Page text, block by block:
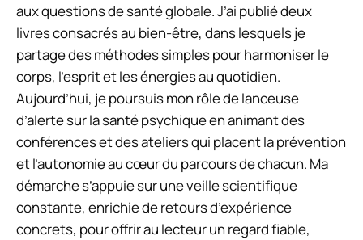
aux questions de santé globale. J’ai publié deux
livres consacrés au bien-être, dans lesquels je
partage des méthodes simples pour harmoniser le
corps, l’esprit et les énergies au quotidien.
Aujourd’hui, je poursuis mon rôle de lanceuse
d’alerte sur la santé psychique en animant des
conférences et des ateliers qui placent la prévention
et l’autonomie au cœur du parcours de chacun. Ma
démarche s’appuie sur une veille scientifique
constante, enrichie de retours d’expérience
concrets, pour offrir au lecteur un regard fiable,